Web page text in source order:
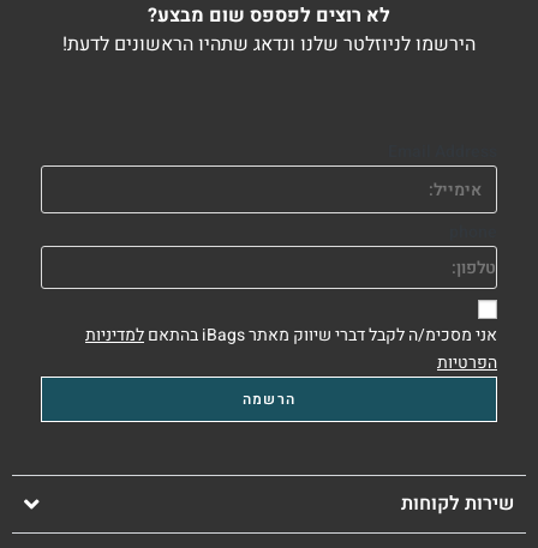
לא רוצים לפספס שום מבצע?
הירשמו לניוזלטר שלנו ונדאג שתהיו הראשונים לדעת!
אני מסכימ/ה לקבל דברי שיווק מאתר iBags בהתאם
למדיניות
הפרטיות
שירות לקוחות